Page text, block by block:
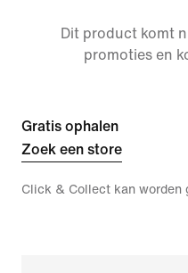
Dit product komt
promoties en
Gratis ophalen
Zoek een store
Click & Collect kan worden